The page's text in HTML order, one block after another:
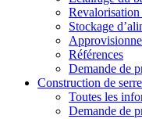
Revalorisation
Stockage
Références
Demande de
Construction de
Toutes les
Demande de